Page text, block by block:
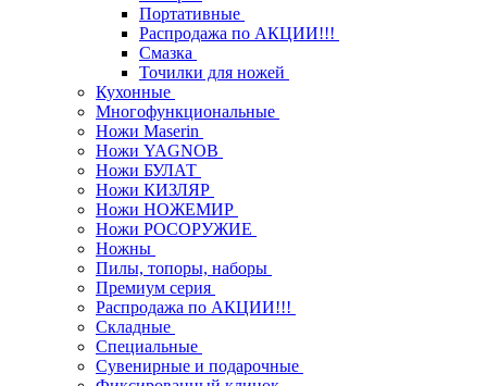
Портативные
Распродажа по АКЦИИ!!!
Смазка
Точилки для ножей
Кухонные
Многофункциональные
Ножи Maserin
Ножи YAGNOB
Ножи БУЛАТ
Ножи КИЗЛЯР
Ножи НОЖЕМИР
Ножи РОСОРУЖИЕ
Ножны
Пилы, топоры, наборы
Премиум серия
Распродажа по АКЦИИ!!!
Складные
Специальные
Сувенирные и подарочные